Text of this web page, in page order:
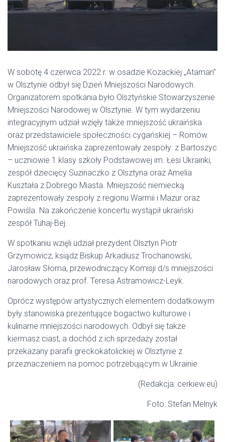
W sobotę 4 czerwca 2022 r. w osadzie Kozackiej „Ataman”
w Olsztynie odbył się Dzień Mniejszości Narodowych.
Organizatorem spotkania było Olsztyńskie Stowarzyszenie
Mniejszości Narodowej w Olsztynie. W tym wydarzeniu
integracyjnym udział wzięły także mniejszość ukraińska
oraz przedstawiciele społeczności cygańskiej – Romów.
Mniejszość ukraińska zaprezentowały zespoły: z Bartoszyc
– uczniowie 1 klasy szkoły Podstawowej im. Łesi Ukrainki,
zespół dziecięcy Suziriaczko z Olsztyna oraz Amelia
Kuształa z Dobrego Miasta. Mniejszość niemiecką
zaprezentowały zespoły z regionu Warmii i Mazur oraz
Powiśla. Na zakończenie koncertu wystąpił ukraiński
zespół Tuhaj-Bej.
W spotkaniu wzięli udział prezydent Olsztyn Piotr
Grzymowicz, ksiądz Biskup Arkadiusz Trochanowski,
Jarosław Słoma, przewodniczący Komisji d/s mniejszości
narodowych oraz prof. Teresa Astramowicz-Leyk.
Oprócz występów artystycznych elementem dodatkowym
były stanowiska prezentujące bogactwo kulturowe i
kulinarne mniejszości narodowych. Odbył się także
kiermasz ciast, a dochód z ich sprzedaży został
przekazany parafii greckokatolickiej w Olsztynie z
przeznaczeniem na pomoc potrzebującym w Ukrainie.
(Redakcja: cerkiew.eu)
Foto: Stefan Melnyk